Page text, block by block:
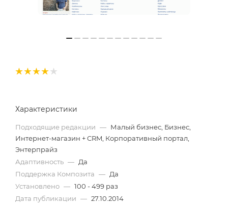
Характеристики
Подходящие редакции — Малый бизнес, Бизнес,
Интернет-магазин + CRM, Корпоративный портал,
Энтерпрайз
Адаптивность — Да
Поддержка Композита — Да
Установлено — 100 - 499 раз
Дата публикации — 27.10.2014